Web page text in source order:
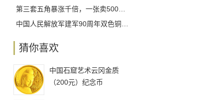
猜你喜欢
中国石窟艺术云冈金质
（200元）纪念币